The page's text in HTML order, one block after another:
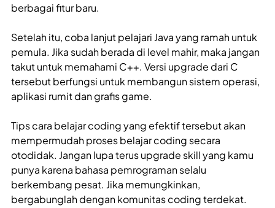
berbagai fitur baru.
Setelah itu, coba lanjut pelajari Java yang ramah untuk
pemula. Jika sudah berada di level mahir, maka jangan
takut untuk memahami C++. Versi upgrade dari C
tersebut berfungsi untuk membangun sistem operasi,
aplikasi rumit dan grafis game.
Tips cara belajar coding yang efektiftersebut akan
mempermudah proses belajar coding secara
otodidak. Jangan lupa terus upgrade skill yang kamu
punya karena bahasa pemrograman selalu
berkembang pesat. Jika memungkinkan,
bergabunglah dengan komunitas coding terdekat.